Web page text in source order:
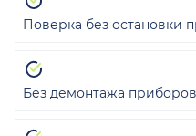
Поверка без остановки
Без демонтажа приборов